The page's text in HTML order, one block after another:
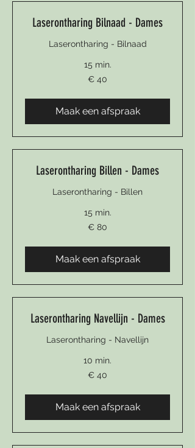
Laserontharing Bilnaad - Dames
Laserontharing - Bilnaad
15 min.
€ 40
Maak een afspraak
Laserontharing Billen - Dames
Laserontharing - Billen
15 min.
€ 80
Maak een afspraak
Laserontharing Navellijn - Dames
Laserontharing - Navellijn
10 min.
€ 40
Maak een afspraak